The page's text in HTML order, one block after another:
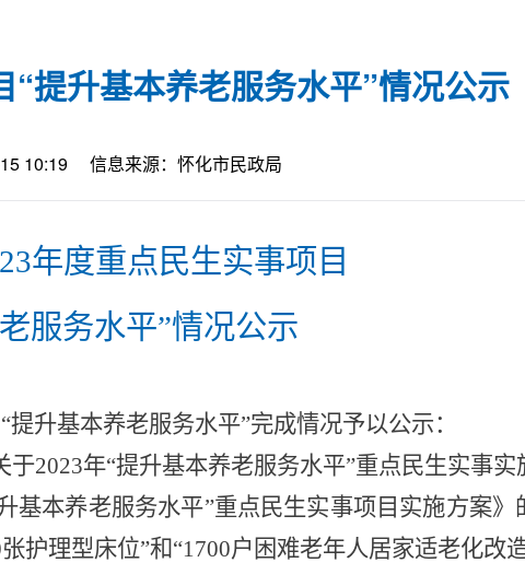
提升基本养老服务水平”情况公示
10:19 信息来源：怀化市民政局
年度重点民生实事项目
服务水平”情况公示
“提升基本养老服务水平”完成情况予以公示：
于2023年“提升基本养老服务水平”重点民生实事实
基本养老服务水平”重点民生实事项目实施方案》
张护理型床位”和“1700户困难老年人居家适老化改